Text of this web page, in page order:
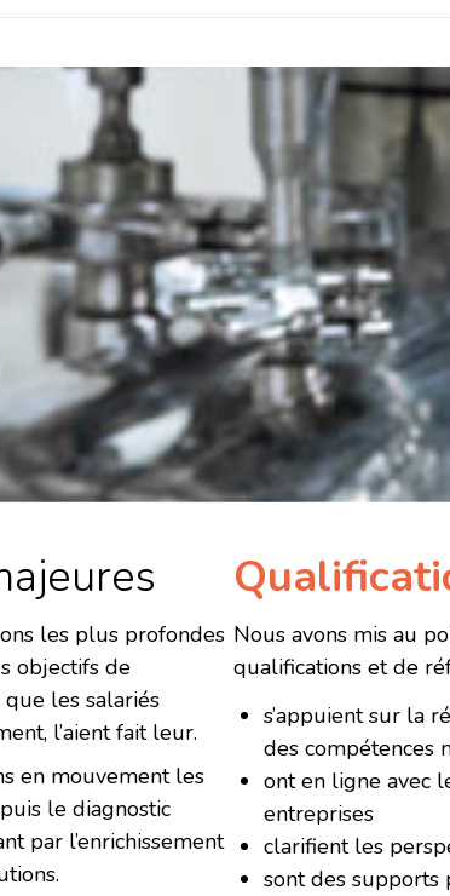
les plus profondes
objectifs de
que les salariés
l’aient fait leur.
en mouvement les
le diagnostic
par l’enrichissement
Nous avons mis au
qualifications et de
s’appuient sur la
des compétences
ont en ligne avec
entreprises
clarifient les
sont des